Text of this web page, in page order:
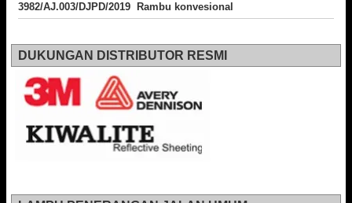
3982/AJ.003/DJPD/2019 Rambu konvesional
DUKUNGAN DISTRIBUTOR RESMI